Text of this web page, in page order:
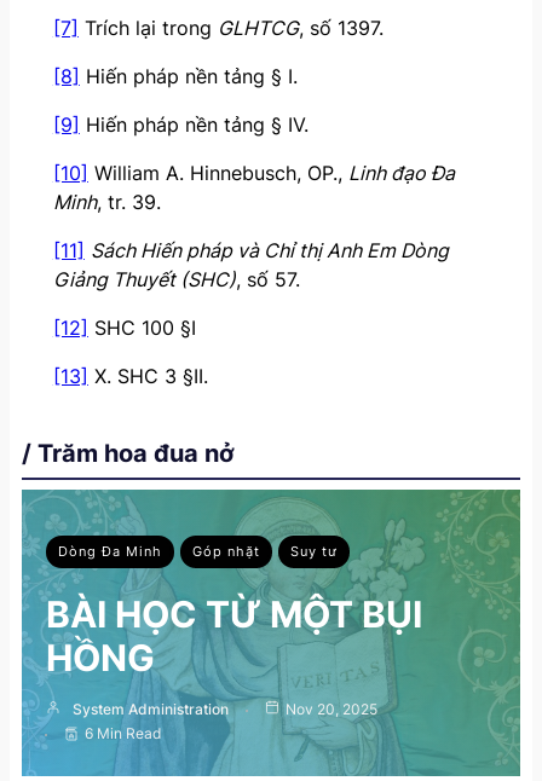
[7] Trích lại trong GLHTCG, số 1397.
[8] Hiến pháp nền tảng § I.
[9] Hiến pháp nền tảng § IV.
[10] William A. Hinnebusch, OP., Linh đạo Đa
Minh, tr. 39.
[11] Sách Hiến pháp và Chỉ thị Anh Em Dòng
Giảng Thuyết (SHC), số 57.
[12] SHC 100 §I
[13] X. SHC 3 §II.
/ Trăm hoa đua nở
Dòng Đa Minh Góp nhặt Suy tư
BÀI HỌC TỪ MỘT BỤI
HỒNG
System Administration
Nov 20, 2025
6 Min Read